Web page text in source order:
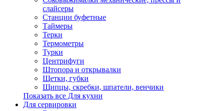
слайсеры
Станции буфетные
Таймеры
Терки
Термометры
Турки
Центрифуги
Штопора и открывалки
Щетки, губки
Щипцы, скребки, шпатели, венчики
Показать все Для кухни
Для сервировки